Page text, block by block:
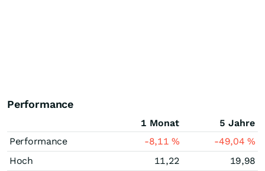
Performance
1 Monat
5 Jahre
Performance
-8,11% -49,04%
Hoch
11,22
19,98